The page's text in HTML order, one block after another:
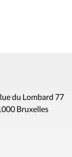
du Lombard 77
Bruxelles